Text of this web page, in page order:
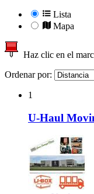
Lista
Mapa
Haz clic en el
Ordenar por:
1
U-Haul